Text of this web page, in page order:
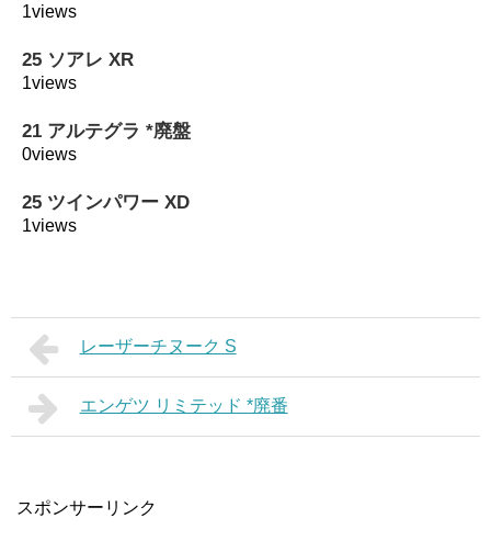
1views
25 ソアレ XR
1views
21 アルテグラ *廃盤
0views
25 ツインパワー XD
1views
レーザーチヌーク S
エンゲツ リミテッド *廃番
スポンサーリンク